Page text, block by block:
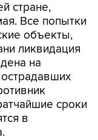
стране,
Все попытки
объекты,
ликвидация
на
сроки
в